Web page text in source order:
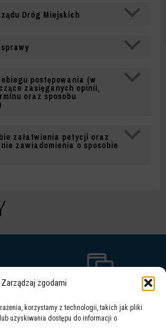
Zarządzaj zgodami
korzystamy z technologii, takich jak pliki
uzyskiwania dostępu do informacji o
Dróg Miejskich
postępowania (w
zasięganych opinii,
oraz sposobu
załatwienia petycji oraz
zawiadomienia o sposobie
WARSZAWSKI
SYSTEM